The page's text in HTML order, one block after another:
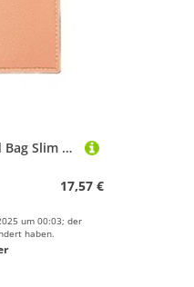
ERHTGUO 2Pcs Card Bag Slim and Compact Bank ID Case Driver's License Wallet Simple and Anti Demagnetization Holder(Pink)
17,57 €
um 00:03; der
haben.